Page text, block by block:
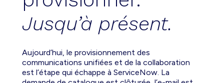
Jusqu’à présent.
Aujourd’hui, le provisionnement des
communications unifiées et de la collaboration
est l’étape qui échappe à ServiceNow. La